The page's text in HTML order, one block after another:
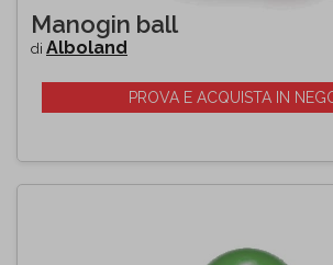
Manogin ball
di Alboland
PROVA E ACQUISTA IN